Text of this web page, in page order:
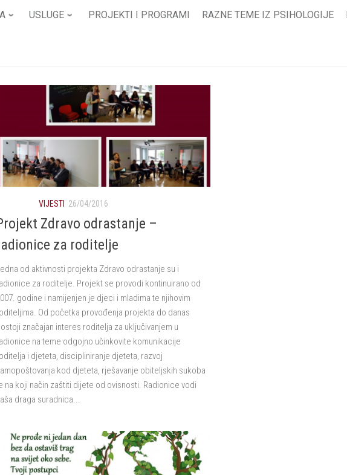
USLUGE PROJEKTI I PROGRAMI RAZNE TEME IZ PSIHOLOGIJE
VIJESTI 26/04/2016
Zdravo odrastanje –
za roditelje
od aktivnosti projekta Zdravo odrastanje su i
za roditelje. Projekt se provodi kontinuirano od
godine i namijenjen je djeci i mladima te njihovim
Od početka provođenja projekta do danas
značajan interes roditelja za uključivanjem u
na teme odgojno učinkovite komunikacije
i djeteta, discipliniranje djeteta, razvoj
kod djeteta, rješavanje obiteljskih sukoba
na koji način zaštiti dijete od ovisnosti. Radionice vodi
draga suradnica...